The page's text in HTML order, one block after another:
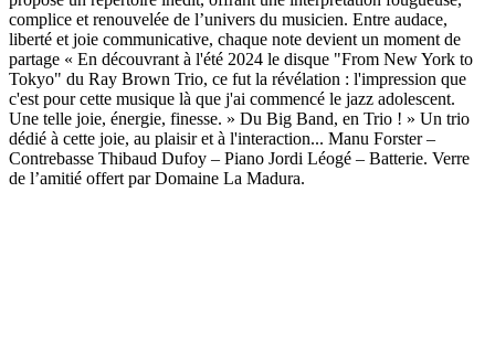
complice et renouvelée de l’univers du musicien. Entre audace,
liberté et joie communicative, chaque note devient un moment de
partage « En découvrant à l'été 2024 le disque "From New York to
Tokyo" du Ray Brown Trio, ce fut la révélation : l'impression que
c'est pour cette musique là que j'ai commencé le jazz adolescent.
Une telle joie, énergie, finesse. » Du Big Band, en Trio ! » Un trio
dédié à cette joie, au plaisir et à l'interaction... Manu Forster –
Contrebasse Thibaud Dufoy – Piano Jordi Léogé – Batterie. Verre
de l’amitié offert par Domaine La Madura.